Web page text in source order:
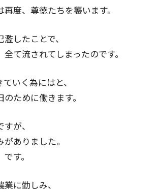
再度、尊徳たちを襲います。
したことで、
て流されてしまったのです。
いく為にはと、
ために働きます。
が、
ありました。
す。
に勤しみ、